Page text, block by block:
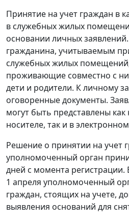
Принятие на учет граждан в
в служебных жилых
основании личных
гражданина, учитываемым
служебных жилых
проживающие совместно с
дети и родители. К личному
оговоренные документы.
могут быть представлены
носителе, так и в
Решение о принятии на учет
уполномоченный орган
дней с момента регистрации.
1 апреля уполномоченный
граждан, стоящих на учете,
выявления оснований для